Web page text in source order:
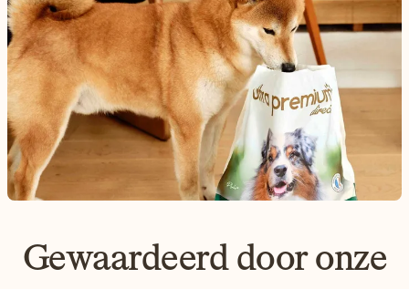
Gewaardeerd door onze